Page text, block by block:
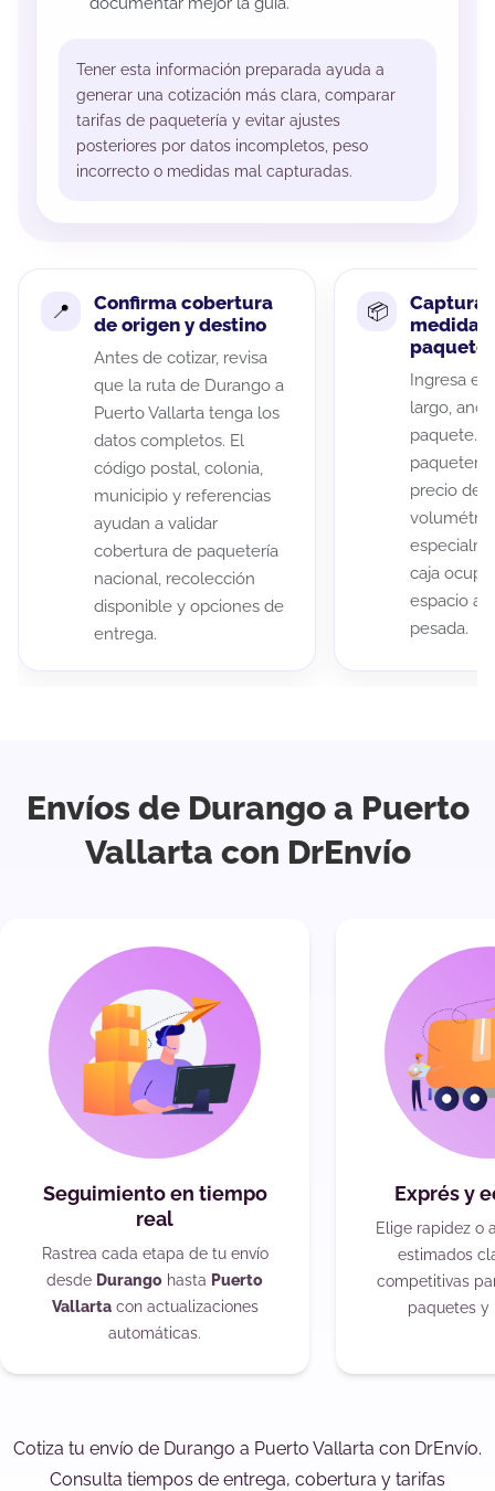
Tener esta información preparada ayuda a
generar una cotización más clara, comparar
tarifas de paquetería y evitar ajustes
posteriores por datos incompletos, peso
incorrecto o medidas mal capturadas.
Confirma cobertura
de origen y destino
Antes de cotizar, revisa
que la ruta de Durango a
Puerto Vallarta tenga los
datos completos. El
código postal, colonia,
municipio y referencias
ayudan a validar
cobertura de paquetería
nacional, recolección
disponible y opciones de
entrega.
Captura
medidas
paquete
Ingresa el
largo,
paquete.
precio de
caja
espacio
pesada.
Envíos de Durango a Puerto
Vallarta con DrEnvío
Seguimiento en tiempo
real
Rastrea cada etapa de tu envío
desde Durango hasta Puerto
Vallartacon actualizaciones
automáticas.
Exprés y
Elige rapidez o
estimados
competitivas
paquetes y
Cotiza tu envío de Durango a Puerto Vallarta con DrEnvío.
Consulta tiempos de entrega, cobertura y tarifas